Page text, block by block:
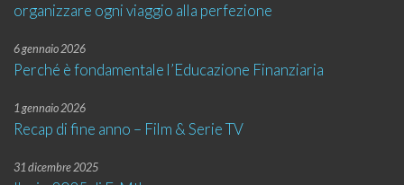
organizzare ogni viaggio alla perfezione
6 gennaio 2026
Perché è fondamentale l’Educazione Finanziaria
1 gennaio 2026
Recap di fine anno – Film & Serie TV
31 dicembre 2025